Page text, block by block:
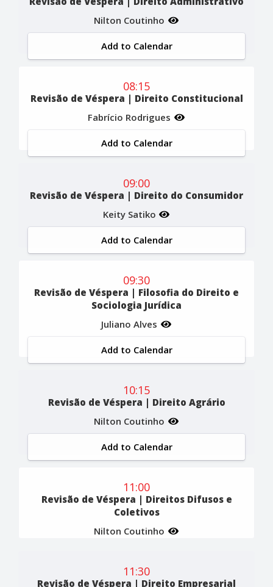
Nilton Coutinho
Add to Calendar
08:15
Revisão de Véspera | Direito Constitucional
Fabrício Rodrigues
Add to Calendar
09:00
Revisão de Véspera | Direito do Consumidor
Keity Satiko
Add to Calendar
09:30
Revisão de Véspera | Filosofia do Direito e
Sociologia Jurídica
Juliano Alves
Add to Calendar
10:15
Revisão de Véspera | Direito Agrário
Nilton Coutinho
Add to Calendar
11:00
Revisão de Véspera | Direitos Difusos e
Coletivos
Nilton Coutinho
11:30
Revisão de Véspera | Direito Empresarial